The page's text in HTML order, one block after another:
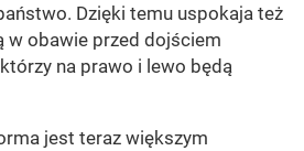
Dzięki temu uspokaja też
w obawie przed dojściem
na prawo i lewo będą
jest teraz większym